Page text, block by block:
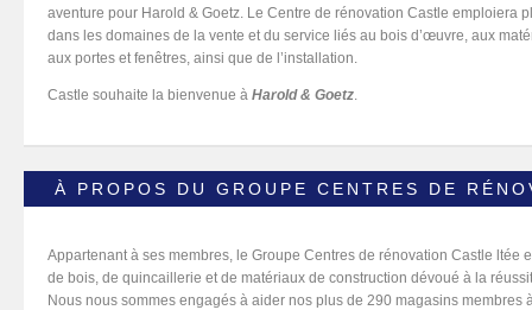
aventure pour Harold & Goetz. Le Centre de rénovation Castle emploiera
dans les domaines de la vente et du service liés au bois d’œuvre, aux
aux portes et fenêtres, ainsi que de l’installation.
Castle souhaite la bienvenue à Harold & Goetz.
À PROPOS DU GROUPE CENTRES DE
Appartenant à ses membres, le Groupe Centres de rénovation Castle ltée
de bois, de quincaillerie et de matériaux de construction dévoué à la
Nous nous sommes engagés à aider nos plus de 290 magasins membres